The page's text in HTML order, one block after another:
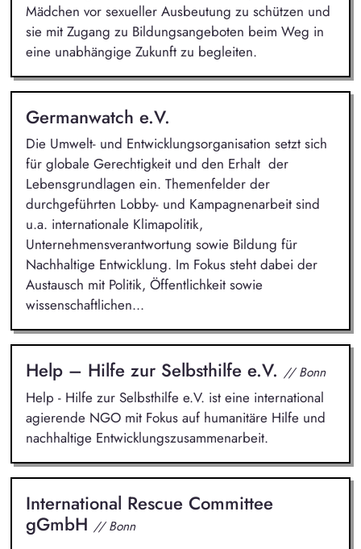
Mädchen vor sexueller Ausbeutung zu schützen und
sie mit Zugang zu Bildungsangeboten beim Weg in
eine unabhängige Zukunft zu begleiten.
Germanwatch e.V.
Die Umwelt- und Entwicklungsorganisation setzt sich
für globale Gerechtigkeit und den Erhalt der
Lebensgrundlagen ein. Themenfelder der
durchgeführten Lobby- und Kampagnenarbeit sind
u.a. internationale Klimapolitik,
Unternehmensverantwortung sowie Bildung für
Nachhaltige Entwicklung. Im Fokus steht dabei der
Austausch mit Politik, Öffentlichkeit sowie
wissenschaftlichen...
Help – Hilfe zur Selbsthilfe e.V. // Bonn
Help - Hilfe zur Selbsthilfe e.V. ist eine international
agierende NGO mit Fokus auf humanitäre Hilfe und
nachhaltige Entwicklungszusammenarbeit.
International Rescue Committee
gGmbH // Bonn